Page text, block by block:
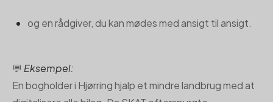
og en rådgiver, du kan mødes med ansigt til ansigt.
💬 Eksempel:
En bogholder i Hjørring hjalp et mindre landbrug med at